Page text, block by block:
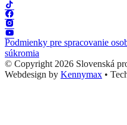
Podmienky pre spracovanie
súkromia
© Copyright 2026 Slovenská
Webdesign by Kennymax •